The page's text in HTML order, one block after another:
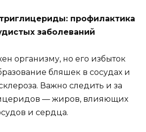
профилактика
заболеваний
организму, но его избыток
бляшек в сосудах и
Важно следить и за
— жиров, влияющих
и сердца.